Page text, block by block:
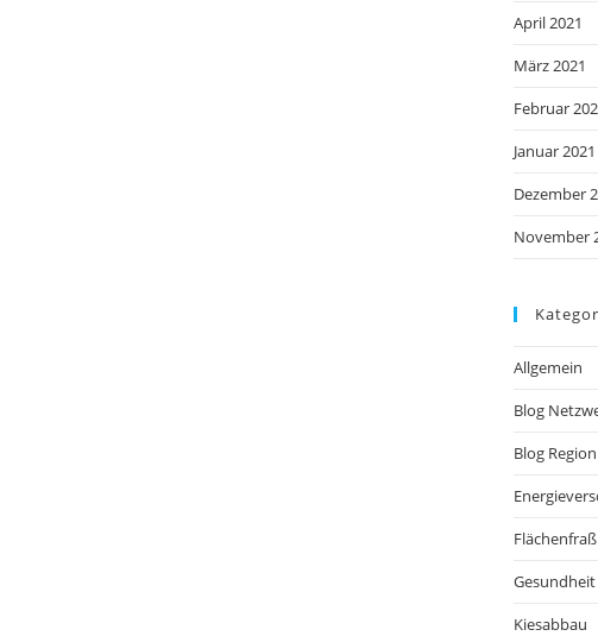
April 2021
März 2021
Februar
Januar 2021
Dezember
November
Allgemein
Blog
Blog Region
Flächenfraß
Gesundheit
Kiesabbau